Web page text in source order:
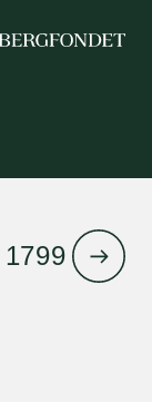
1799 1801